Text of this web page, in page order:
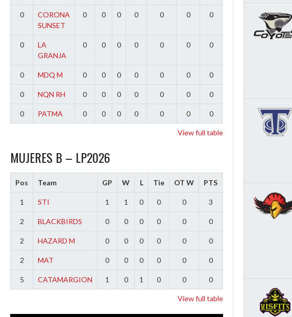
0
CORONA
SUNSET
0 0 0 0 0 0 0
0
LA
GRANJA
0 0 0 0 0 0 0
0 MDQ M 0 0 0 0 0 0 0
0 NQN RH 0 0 0 0 0 0 0
0 PATMA 0 0 0 0 0 0 0
View full table
MUJERES B – LP2026
Pos Team GP W L Tie OT W PTS
1 STI 1 1 0 0 0 3
2 BLACKBIRDS 0 0 0 0 0 0
2 HAZARD M 0 0 0 0 0 0
2 MAT 0 0 0 0 0 0
5 CATAMARGION 1 0 1 0 0 0
View full table